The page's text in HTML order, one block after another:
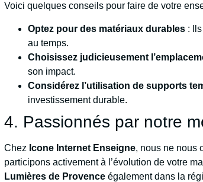
Voici quelques conseils pour faire de votre
Optez pour des matériaux durables :
au temps.
Choisissez judicieusement
son impact.
Considérez l’utilisation de supports
investissement durable.
4. Passionnés par notre
Chez Icone Internet Enseigne, nous ne nous
participons activement à l’évolution de votre
Lumières de Provence également dans la